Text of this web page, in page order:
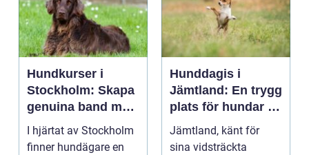
Hundkurser i
Stockholm: Skapa
genuina band med
din hund
I hjärtat av Stockholm
finner hundägare en
Hunddagis i
Jämtland: En trygg
plats för hundar i
vårt vackra
landskap
Jämtland, känt för
sina vidsträckta